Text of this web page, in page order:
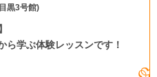
黒3号館)
ら学ぶ体験レッスンです！